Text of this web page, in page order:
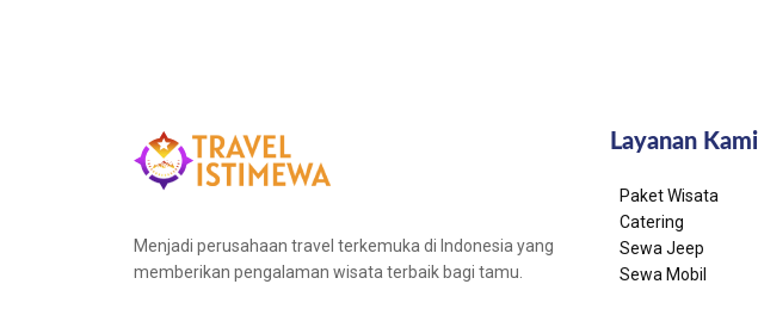
Menjadi perusahaan travel terkemuka di Indonesia yang
memberikan pengalaman wisata terbaik bagi tamu.
Layanan Kami
Paket Wisata
Catering
Sewa Jeep
Sewa Mobil